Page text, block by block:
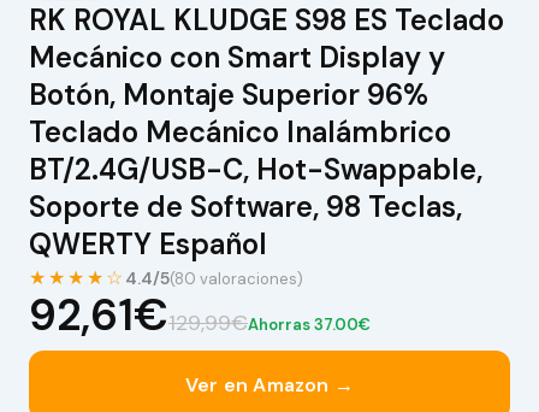
RK ROYAL KLUDGE S98 ES Teclado
Mecánico con Smart Display y
Botón, Montaje Superior 96%
Teclado Mecánico Inalámbrico
BT/2.4G/USB-C, Hot-Swappable,
Soporte de Software, 98 Teclas,
QWERTY Español
★★★★☆ 4.4/5(80 valoraciones)
92,61€129,99€Ahorras 37.00€
Ver en Amazon →